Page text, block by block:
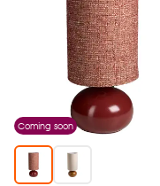
Coming soon